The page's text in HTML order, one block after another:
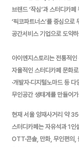
브랜드 ‘작심’과 스터디카
‘픽코파트너스’를 중심으로
공간서비스 기업으로 도약
아이엔지스토리는 전통적
자율적인 스터디카페 문화
·개발자·디지털노마드 등 다
무인공간 생태계를 만들어
현재 서울 양재사거리 약
스터디카페는 자유석과 1인
OTT·콘솔, 만화, 무인편의,